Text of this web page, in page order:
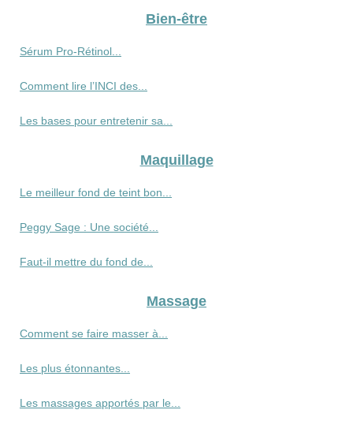
Bien-être
Sérum Pro‑Rétinol...
Comment lire l’INCI des...
Les bases pour entretenir sa...
Maquillage
Le meilleur fond de teint bon...
Peggy Sage : Une société...
Faut-il mettre du fond de...
Massage
Comment se faire masser à...
Les plus étonnantes...
Les massages apportés par le...